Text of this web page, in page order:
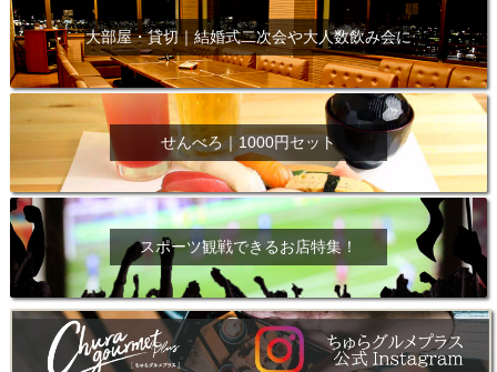
大部屋・貸切｜結婚式二次会や大人数飲み会に
せんべろ｜1000円セット
スポーツ観戦できるお店特集！